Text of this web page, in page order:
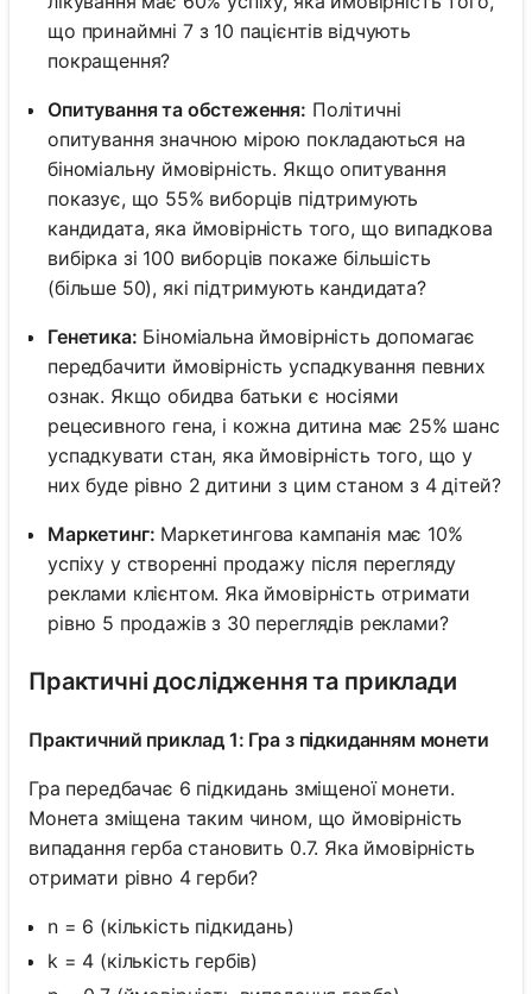
що принаймні 7 з 10 пацієнтів відчують
покращення?
Опитування та обстеження: Політичні
опитування значною мірою покладаються на
біноміальну ймовірність. Якщо опитування
показує, що 55% виборців підтримують
кандидата, яка ймовірність того, що випадкова
вибірка зі 100 виборців покаже більшість
(більше 50), які підтримують кандидата?
Генетика: Біноміальна ймовірність допомагає
передбачити ймовірність успадкування певних
ознак. Якщо обидва батьки є носіями
рецесивного гена, і кожна дитина має 25% шанс
успадкувати стан, яка ймовірність того, що у
них буде рівно 2 дитини з цим станом з 4 дітей?
Маркетинг: Маркетингова кампанія має 10%
успіху у створенні продажу після перегляду
реклами клієнтом. Яка ймовірність отримати
рівно 5 продажів з 30 переглядів реклами?
Практичні дослідження та приклади
Практичний приклад 1: Гра з підкиданням монети
Гра передбачає 6 підкидань зміщеної монети.
Монета зміщена таким чином, що ймовірність
випадання герба становить 0.7. Яка ймовірність
отримати рівно 4 герби?
n = 6 (кількість підкидань)
k = 4 (кількість гербів)